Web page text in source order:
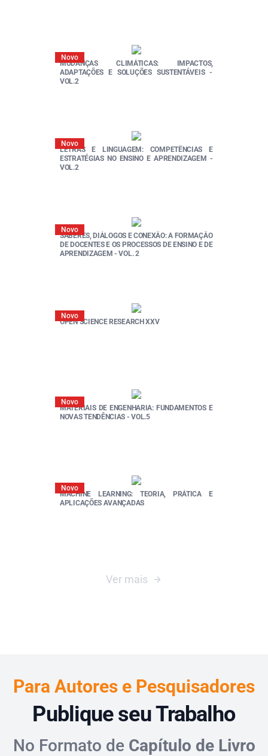
Novo
MUDANÇAS CLIMÁTICAS: IMPACTOS,
ADAPTAÇÕES E SOLUÇÕES SUSTENTÁVEIS -
VOL.2
Novo
LETRAS E LINGUAGEM: COMPETÊNCIAS E
ESTRATÉGIAS NO ENSINO E APRENDIZAGEM -
VOL.2
Novo
SABERES, DIÁLOGOS E CONEXÃO: A FORMAÇÃO
DE DOCENTES E OS PROCESSOS DE ENSINO E DE
APRENDIZAGEM - VOL. 2
Novo
OPEN SCIENCE RESEARCH XXV
Novo
MATERIAIS DE ENGENHARIA: FUNDAMENTOS E
NOVAS TENDÊNCIAS - VOL.5
Novo
MACHINE LEARNING: TEORIA, PRÁTICA E
APLICAÇÕES AVANÇADAS
Ver mais
Para Autores e Pesquisadores
Publique seu Trabalho
No Formato de Capítulo de Livro